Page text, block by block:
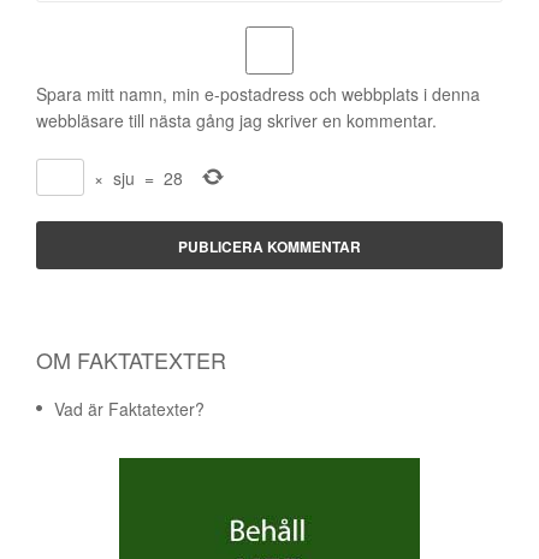
Spara mitt namn, min e-postadress och webbplats i denna
webbläsare till nästa gång jag skriver en kommentar.
× sju = 28
OM FAKTATEXTER
Vad är Faktatexter?